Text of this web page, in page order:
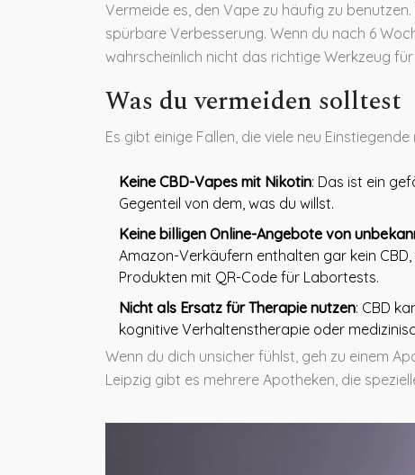
Vermeide es, den Vape zu häufig zu
spürbare Verbesserung. Wenn du nach 6
wahrscheinlich nicht das richtige Werkzeug
Was du vermeiden solltest
Es gibt einige Fallen, die viele neu Einstiegende
Keine CBD-Vapes mit Nikotin: Das ist ein
Gegenteil von dem, was du willst.
Keine billigen Online-Angebote von
Amazon-Verkäufern enthalten gar kein
Produkten mit QR-Code für Labortests.
Nicht als Ersatz für Therapie nutzen: CBD
kognitive Verhaltenstherapie oder
Wenn du dich unsicher fühlst, geh zu einem
Leipzig gibt es mehrere Apotheken, die